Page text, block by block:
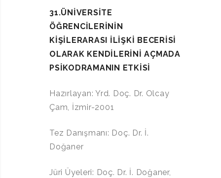
31.ÜNİVERSİTE
ÖĞRENCİLERİNİN
KİŞİLERARASI İLİŞKİ BECERİSİ
OLARAK KENDİLERİNİ AÇMADA
PSİKODRAMANIN ETKİSİ
Hazırlayan: Yrd. Doç. Dr. Olcay
Çam, İzmir-2001
Tez Danışmanı: Doç. Dr. İ.
Doğaner
Jüri Üyeleri: Doç. Dr. İ. Doğaner,